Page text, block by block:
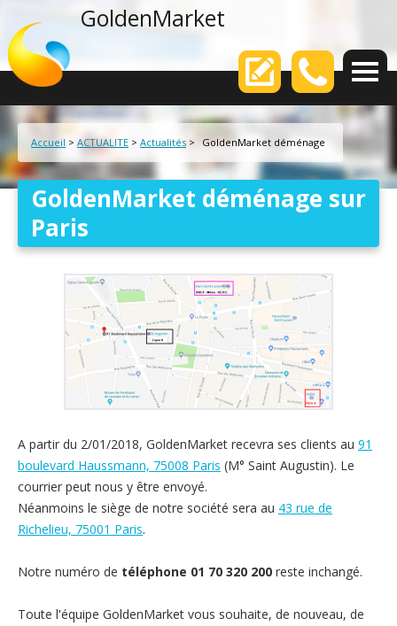
GoldenMarket
Votre
Accueil > ACTUALITE > Actualités > GoldenMarket déménage
GoldenMarket déménage sur
Paris
A partir du 2/01/2018, GoldenMarket recevra ses clients au 91
boulevard Haussmann, 75008 Paris (M° Saint Augustin). Le
courrier peut nous y être envoyé.
Néanmoins le siège de notre société sera au 43 rue de
Richelieu, 75001 Paris.
Notre numéro de téléphone 01 70 320 200 reste inchangé.
Toute l'équipe GoldenMarket vous souhaite, de nouveau, de